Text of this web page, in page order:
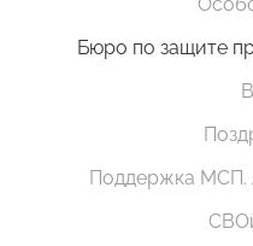
Бюро по защите
Поддержка МСП.